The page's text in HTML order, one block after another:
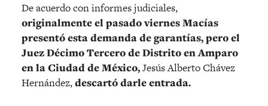
De acuerdo con informes judiciales,
originalmente el pasado viernes Macías
presentó esta demanda de garantías, pero el
Juez Décimo Tercero de Distrito en Amparo
en la Ciudad de México,Jesús Alberto Chávez
Hernández,descartó darle entrada.